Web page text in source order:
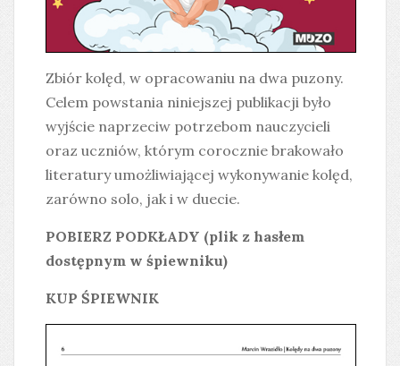
Zbiór kolęd, w opracowaniu na dwa puzony.
Celem powstania niniejszej publikacji było
wyjście naprzeciw potrzebom nauczycieli
oraz uczniów, którym corocznie brakowało
literatury umożliwiającej wykonywanie kolęd,
zarówno solo, jak i w duecie.
POBIERZ PODKŁADY (plik z hasłem
dostępnym w śpiewniku)
KUP ŚPIEWNIK